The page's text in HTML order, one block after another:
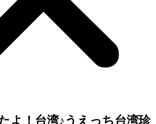
よ！台湾♪うえっち台湾珍